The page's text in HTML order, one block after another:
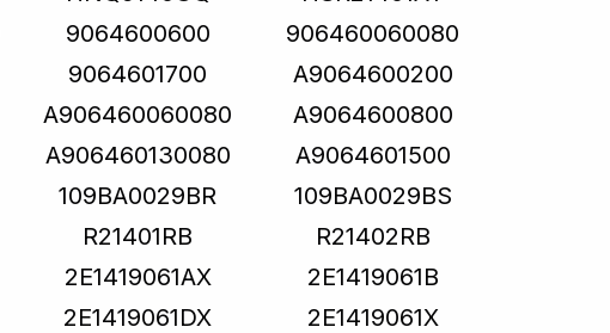
9064600600
906460060080
9064601700
A9064600200
A906460060080
A9064600800
A906460130080
A9064601500
109BA0029BR
109BA0029BS
R21401RB
R21402RB
2E1419061AX
2E1419061B
2E1419061DX
2E1419061X